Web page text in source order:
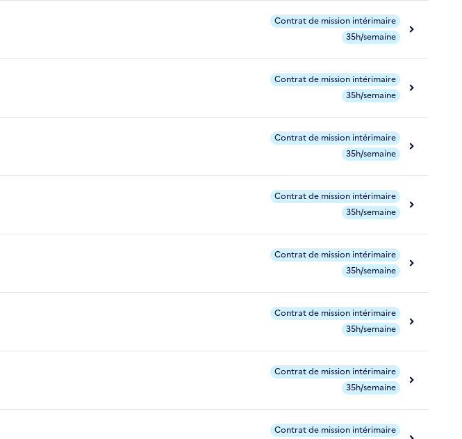
Contrat de mission intérimaire
35h/semaine
Contrat de mission intérimaire
35h/semaine
Contrat de mission intérimaire
35h/semaine
Contrat de mission intérimaire
35h/semaine
Contrat de mission intérimaire
35h/semaine
Contrat de mission intérimaire
35h/semaine
Contrat de mission intérimaire
35h/semaine
Contrat de mission intérimaire